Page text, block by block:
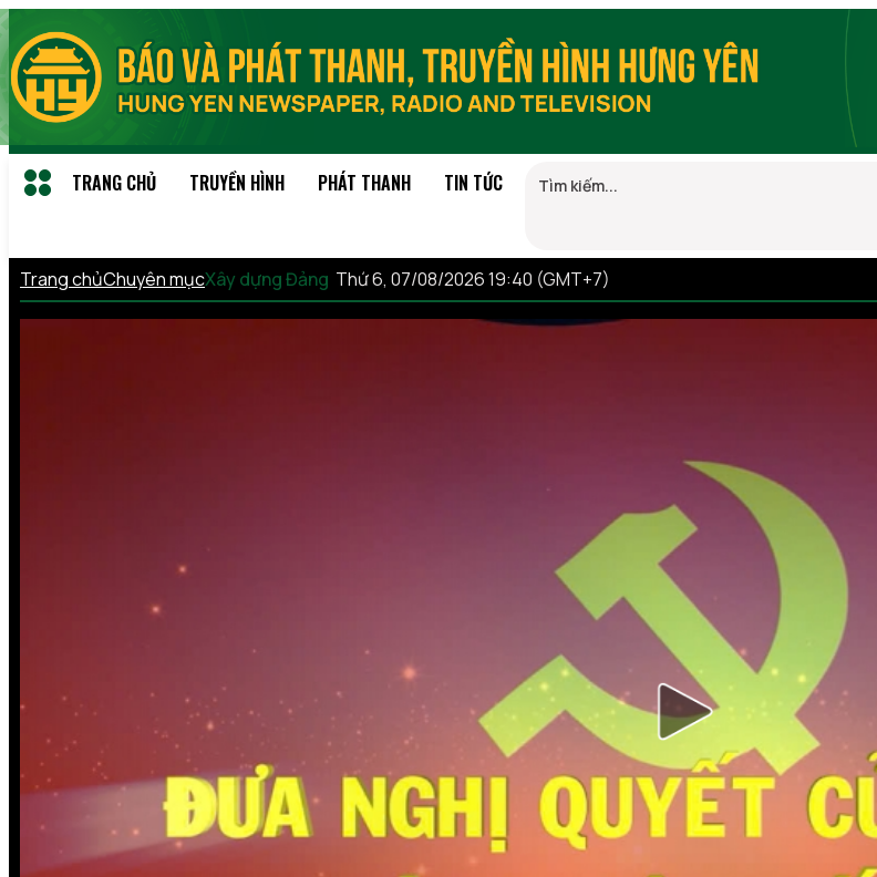
TRANG CHỦ TRUYỀN HÌNH PHÁT THANH TIN TỨC
Trang chủChuyên mụcXây dựng Đảng Thứ 6, 07/08/2026 19:40 (GMT+7)